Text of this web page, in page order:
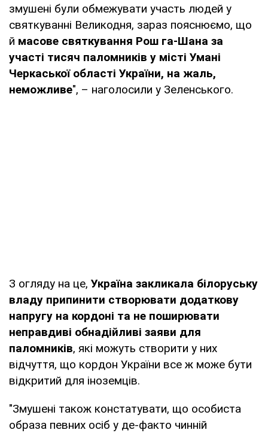
змушені були обмежувати участь людей у
святкуванні Великодня, зараз пояснюємо, що
й масове святкування Рош га-Шана за
участі тисяч паломників у місті Умані
Черкаської області України, на жаль,
неможливе", – наголосили у Зеленського.
З огляду на це, Україна закликала білоруську
владу припинити створювати додаткову
напругу на кордоні та не поширювати
неправдиві обнадійливі заяви для
паломників, які можуть створити у них
відчуття, що кордон України все ж може бути
відкритий для іноземців.
"Змушені також констатувати, що особиста
образа певних осіб у де-факто чинній